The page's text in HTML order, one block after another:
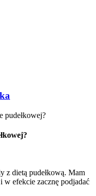
pudełkowej?
z dietą pudełkową. Mam
w efekcie zacznę podjadać